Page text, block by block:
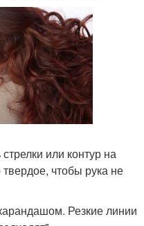
или контур на
твердое, чтобы рука не
Резкие линии